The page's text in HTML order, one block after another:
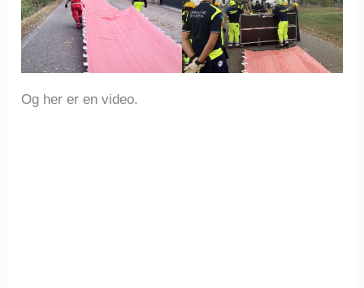
Og her er en video.